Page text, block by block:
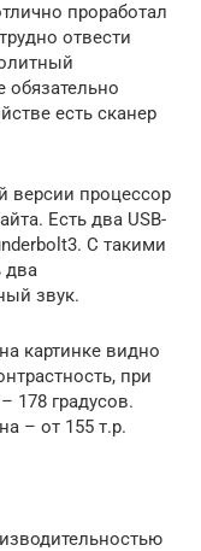
проработал
отвести
обязательно
есть сканер
версии процессор
Есть два USB-
С такими
два
звук.
картинке видно
при
178 градусов.
– от 155 т.р.